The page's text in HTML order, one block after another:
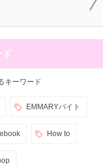
キーワード
EMMARYバイト
How to